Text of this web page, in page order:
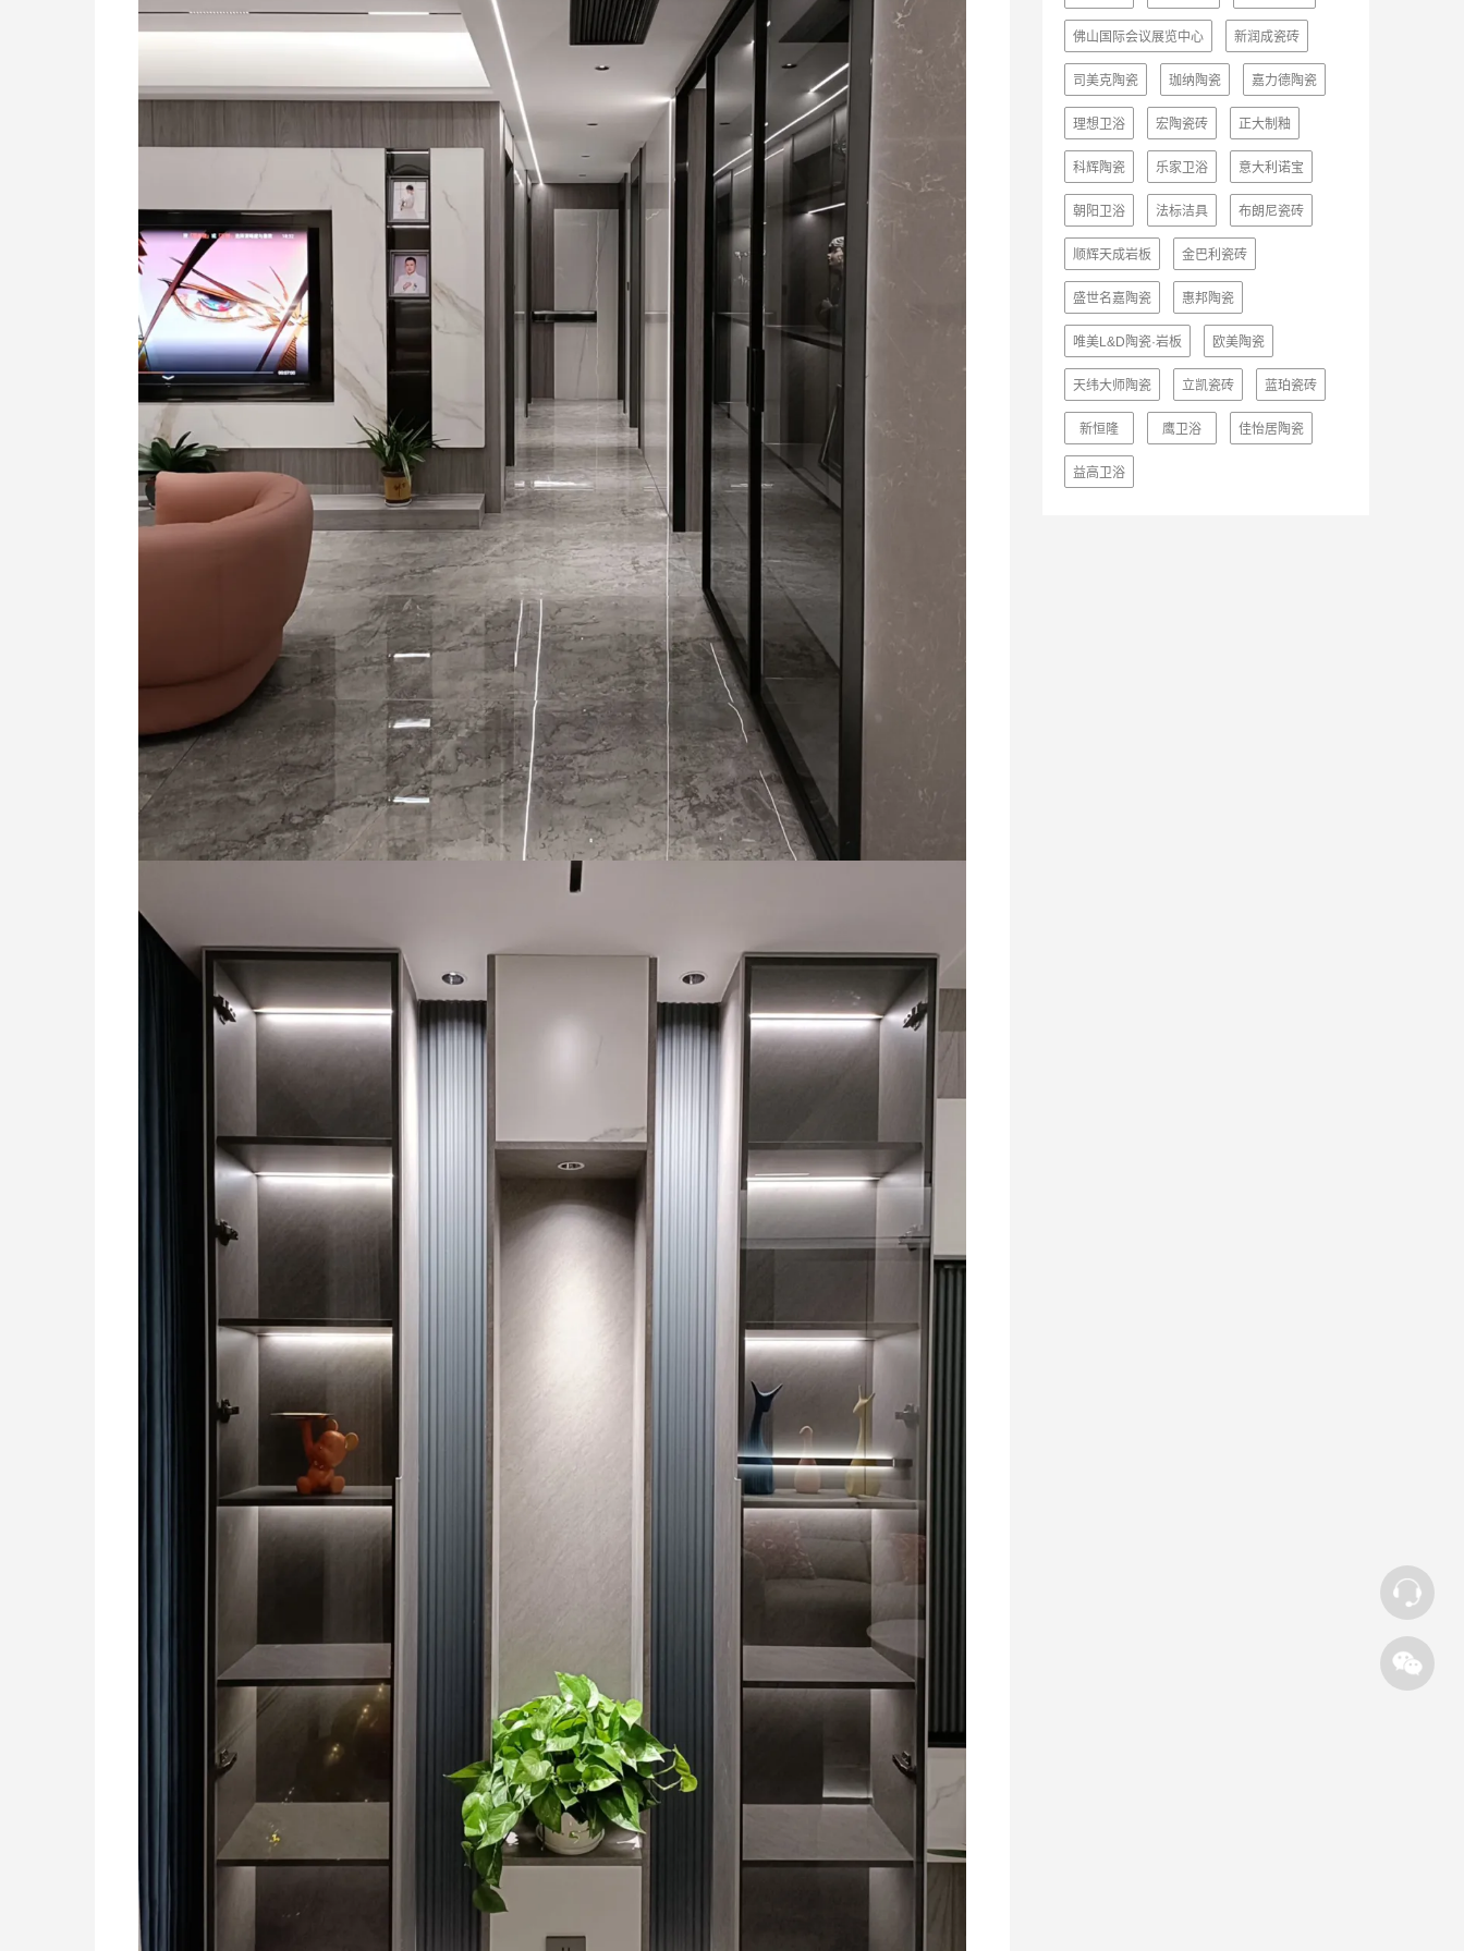
佛山国际会议展览中心 新润成瓷砖
司美克陶瓷 珈纳陶瓷 嘉力德陶瓷
理想卫浴 宏陶瓷砖 正大制釉
科辉陶瓷 乐家卫浴 意大利诺宝
朝阳卫浴 法标洁具 布朗尼瓷砖
顺辉天成岩板 金巴利瓷砖
盛世名嘉陶瓷 惠邦陶瓷
唯美L&D陶瓷·岩板 欧美陶瓷
天纬大师陶瓷 立凯瓷砖 蓝珀瓷砖
新恒隆 鹰卫浴 佳怡居陶瓷
益高卫浴